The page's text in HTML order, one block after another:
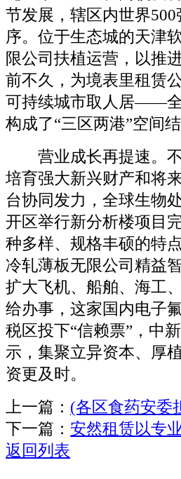
节发展，辖区内世界
序。位于生态城的天津
限公司扶植运营，以推
前不久，为境表里租赁
可持续城市取人居——全
构成了“三区两港”空间
营业成长再提速。不
培育强大新兴财产和将
台协同发力，全球生物
开区举行新分析楼项目
种多样、规格丰硕的特
冷轧薄板无限公司精益
扩大飞机、船舶、海工
给办事，这家国内电子
税区投下“信赖票”，中
示，集聚立异资本、厚
资更及时。
上一篇： (各区食药安委
下一篇： 安然租赁以专
返回列表